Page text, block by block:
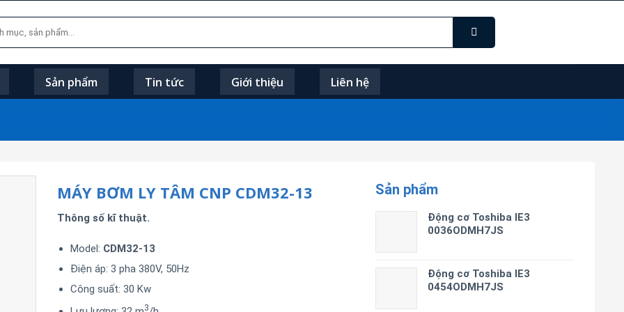
Sản phẩm Tin tức Giới thiệu Liên hệ
Sản phẩm
Động cơ Toshiba IE3
0036ODMH7JS
Động cơ Toshiba IE3
0454ODMH7JS
MÁY BƠM LY TÂM CNP CDM32-13
Thông số kĩ thuật.
Model: CDM32-13
Điện áp: 3 pha 380V, 50Hz
Công suất: 30 Kw
3